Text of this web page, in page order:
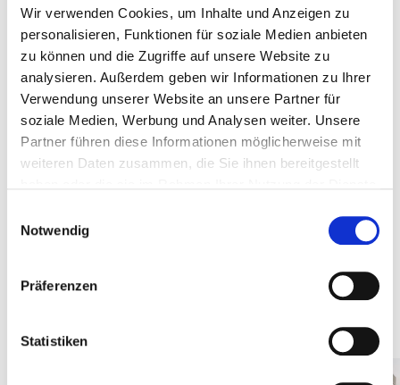
Wir verwenden Cookies, um Inhalte und Anzeigen zu
personalisieren, Funktionen für soziale Medien anbieten
zu können und die Zugriffe auf unsere Website zu
analysieren. Außerdem geben wir Informationen zu Ihrer
Verwendung unserer Website an unsere Partner für
soziale Medien, Werbung und Analysen weiter. Unsere
Partner führen diese Informationen möglicherweise mit
weiteren Daten zusammen, die Sie ihnen bereitgestellt
Notwendig
Präferenzen
Statistiken
angestrebt
Das Objekt profitiert von Nachhaltigkeitsklauseln im
Mietvertrag, Fernwärmeanschluss, Photovoltaikanlagen
und Ladestationen für Elektrofahrzeuge
Langfristige Vermietung an einen führenden
multinationalen Konzern mit D&B-Rating 5A1, der
Mietvertrag hat eine nicht kündbare Laufzeit von 10
Jahren und ist zu 100 % indexiert – die aktuell